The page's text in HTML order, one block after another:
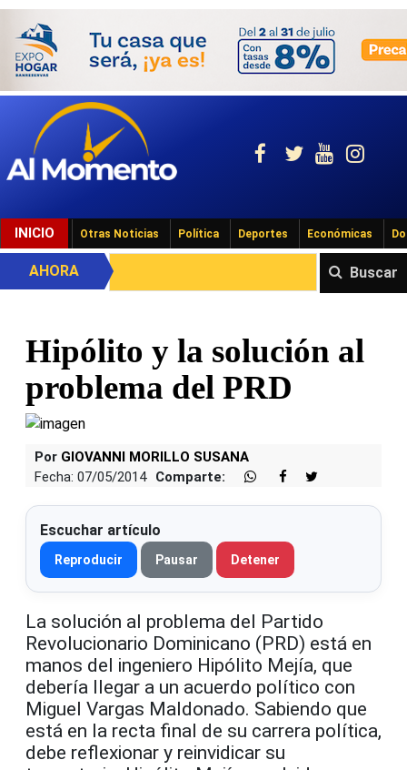
INICIO Otras Noticias Política Deportes Económicas
Buscar
AHORA
Hipólito y la solución al
problema del PRD
Por GIOVANNI MORILLO SUSANA
Fecha: 07/05/2014
Comparte:
Escuchar artículo
Reproducir Pausar Detener
La solución al problema del Partido
Revolucionario Dominicano (PRD) está en
manos del ingeniero Hipólito Mejía, que
debería llegar a un acuerdo político con
Miguel Vargas Maldonado. Sabiendo que
está en la recta final de su carrera política,
debe reflexionar y reinvidicar su